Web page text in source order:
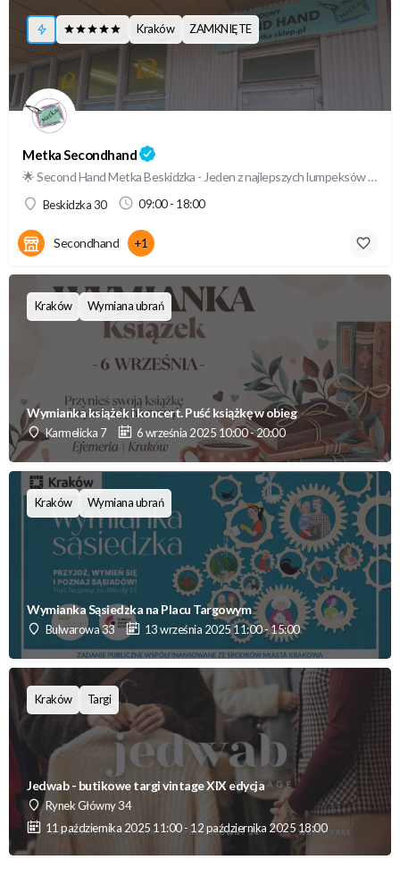
Metka Secondhand
🌟 Second Hand Metka Beskidzka - Jeden z najlepszych lumpeksów w Krakowie (TOP 5) Odwiedź Lumpeks Metka…
Beskidzka 30 09:00 - 18:00
Kraków ZAMKNIĘTE
Secondhand +1
Wymianka książek i koncert. Puść książkę w obieg
Karmelicka 7 6 września 2025 10:00 - 20:00
Kraków Wymiana ubrań
Wymianka Sąsiedzka na Placu Targowym
Bulwarowa 33 13 września 2025 11:00 - 15:00
Kraków Wymiana ubrań
Jedwab - butikowe targi vintage XIX edycja
Rynek Główny 34
11 października 2025 11:00 - 12 października 2025 18:00
Kraków Targi